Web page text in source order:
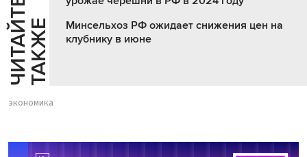
Ч
И
Т
АЙ
Т
Е
Т
А
К
ЖЕ
Минсельхоз РФ ожидает снижения цен на
клубнику в июне
экономика